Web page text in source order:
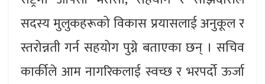
सदस्य मुलुकहरूको विकास प्रयासलाई अनुकूल र
स्तरोन्नती गर्न सहयोग पुग्ने बताएका छन् । सचिव
कार्कीले आम नागरिकलाई स्वच्छ र भरपर्दो ऊर्जा